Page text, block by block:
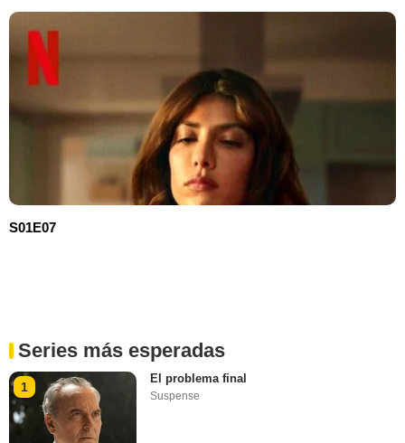
S01E07
Series más esperadas
1
El problema final
Suspense